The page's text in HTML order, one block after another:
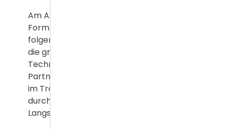
Am Anfang steht das Erlernen der ersten
Form "Siu Lim Tao" (Kleine Idee), darauf
folgen "Chum Kiu" und "Bue Gee", in denen
die grundlegenden Bewegungen und
Techniken des Systems enthalten sind.
Partnerübungen bilden den Schwerpunkt
im Training, vertieft werden die Techniken
durch das Training an Holzpuppe,
Langstock und Doppelmessern.